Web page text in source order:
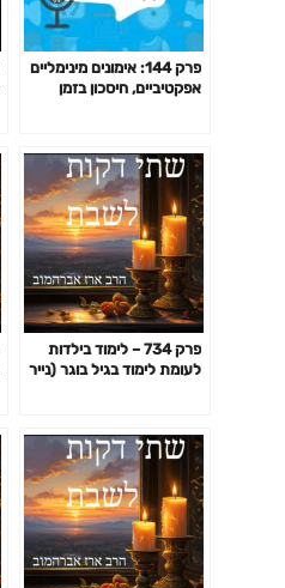
פרק 144: אימונים מינימליים
אפקטיביים, חיסכון בזמן
פרק 734 – לימוד בילדות
לעומת לימוד בגיל בוגר (נייר